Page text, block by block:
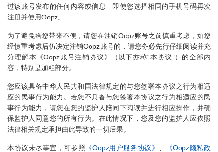
过该账号发布的任何内容或信息，即使您选择相同的手机号码再次
注册并使用Oopz。
为了避免给您带来不便，请您在注销Oopz账号之前慎重考虑，如您
经慎重考虑后仍决定注销Oopz账号的，请您务必先行仔细阅读并充
分理解本《Oopz账号注销协议》（以下亦称“本协议”）的全部内
容，特别是加粗部分。
您应该具备中华人民共和国法律规定的与您签署本协议之行为相适
应的民事行为能力。若您不具备与您签署本协议之行为相适应的民
事行为能力，请您在您的监护人陪同下阅读并进行相应操作，并确
保监护人同意您的所有行为。在此情况下，您及您的监护人应依照
法律相关规定承担由此导致的一切后果。
本协议未尽事宜，可参照 《Oopz用户服务协议》
《Oopz隐私政